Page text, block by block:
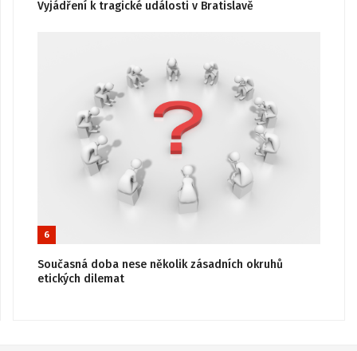
Vyjádření k tragické události v Bratislavě
6
Současná doba nese několik zásadních okruhů
etických dilemat